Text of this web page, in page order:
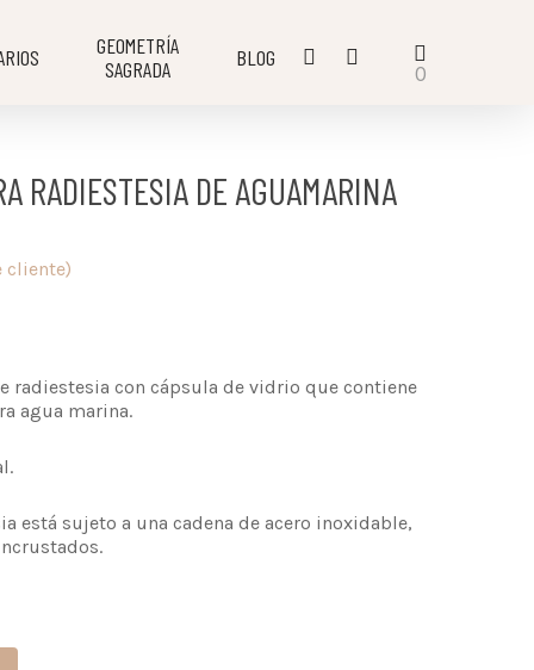
GEOMETRÍA
SAGRADA
BLOG
0
RADIESTESIA DE AGUAMARINA
cliente)
radiestesia con cápsula de vidrio que contiene
agua marina.
está sujeto a una cadena de acero inoxidable,